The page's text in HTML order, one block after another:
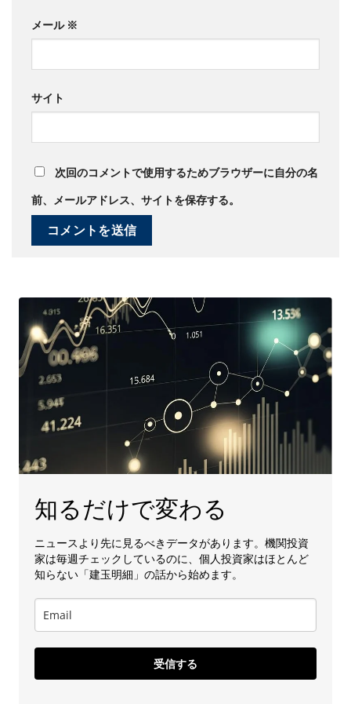
メール ※
サイト
次回のコメントで使用するためブラウザーに自分の名
前、メールアドレス、サイトを保存する。
知るだけで変わる
ニュースより先に見るべきデータがあります。機関投資
家は毎週チェックしているのに、個人投資家はほとんど
知らない「建玉明細」の話から始めます。
受信する